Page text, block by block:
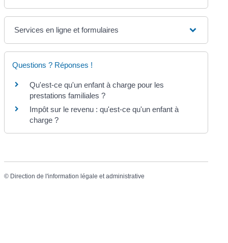
Services en ligne et formulaires
Questions ? Réponses !
Qu'est-ce qu'un enfant à charge pour les
prestations familiales ?
Impôt sur le revenu : qu'est-ce qu'un enfant à
charge ?
© Direction de l'information légale et administrative